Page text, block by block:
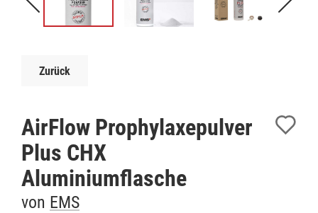
Zurück
AirFlow Prophylaxepulver
Plus CHX
Aluminiumflasche
von EMS